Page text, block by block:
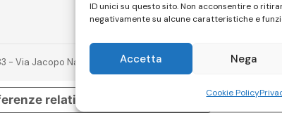
ID unici su questo sito. Non acconsentire o
negativamente su alcune caratteristiche e
Accetta Nega
Cookie Policy
Jacopo Nardi 21 - 50132 Firenze - SEO BY SIMONE
relative alla privacy